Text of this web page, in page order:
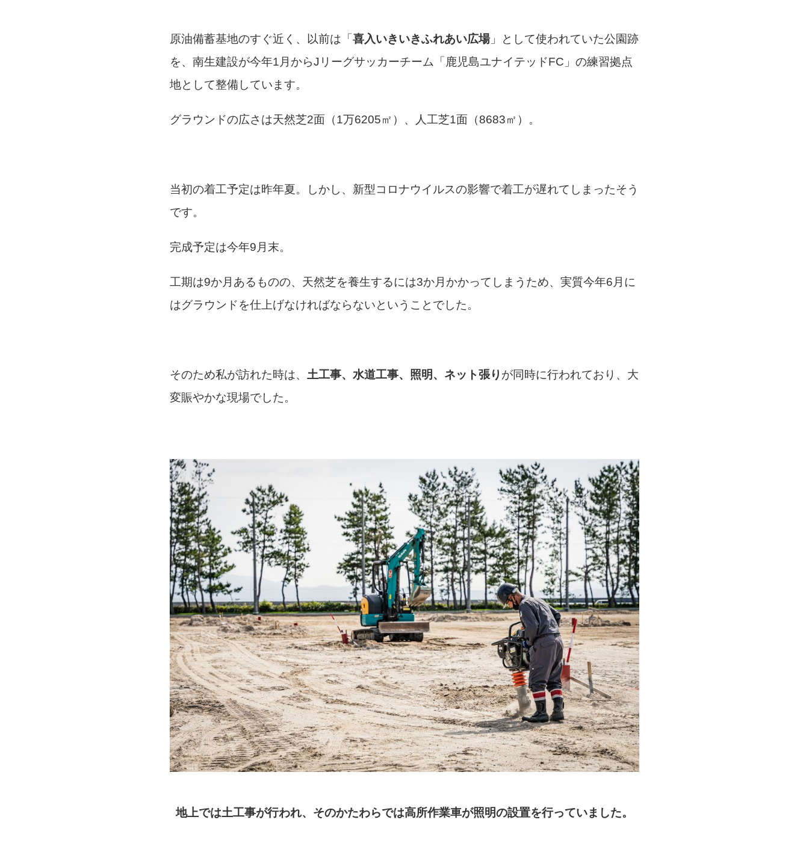
原油備蓄基地のすぐ近く、以前は「 喜入いきいきふれあい広場」として使われていた公園跡
を、南生建設が今年1月からJリーグサッカーチーム「 鹿児島ユナイテッドFC 」の練習拠点
地として整備しています。
グラウンドの広さは天然芝2面（1万6205㎡）、人工芝1面（8683㎡）。
当初の着工予定は昨年夏。しかし、新型コロナウイルスの影響で着工が遅れてしまったそう
です。
完成予定は今年9月末。
工期は9か月あるものの、天然芝を養生するには3か月かかってしまうため、実質今年6月に
はグラウンドを仕上げなければならないということでした。
そのため私が訪れた時は、 土工事、水道工事、照明、ネット張り が同時に行われており、大
変賑やかな現場でした。
地上では土工事が行われ、そのかたわらでは高所作業車が照明の設置を行っていました。